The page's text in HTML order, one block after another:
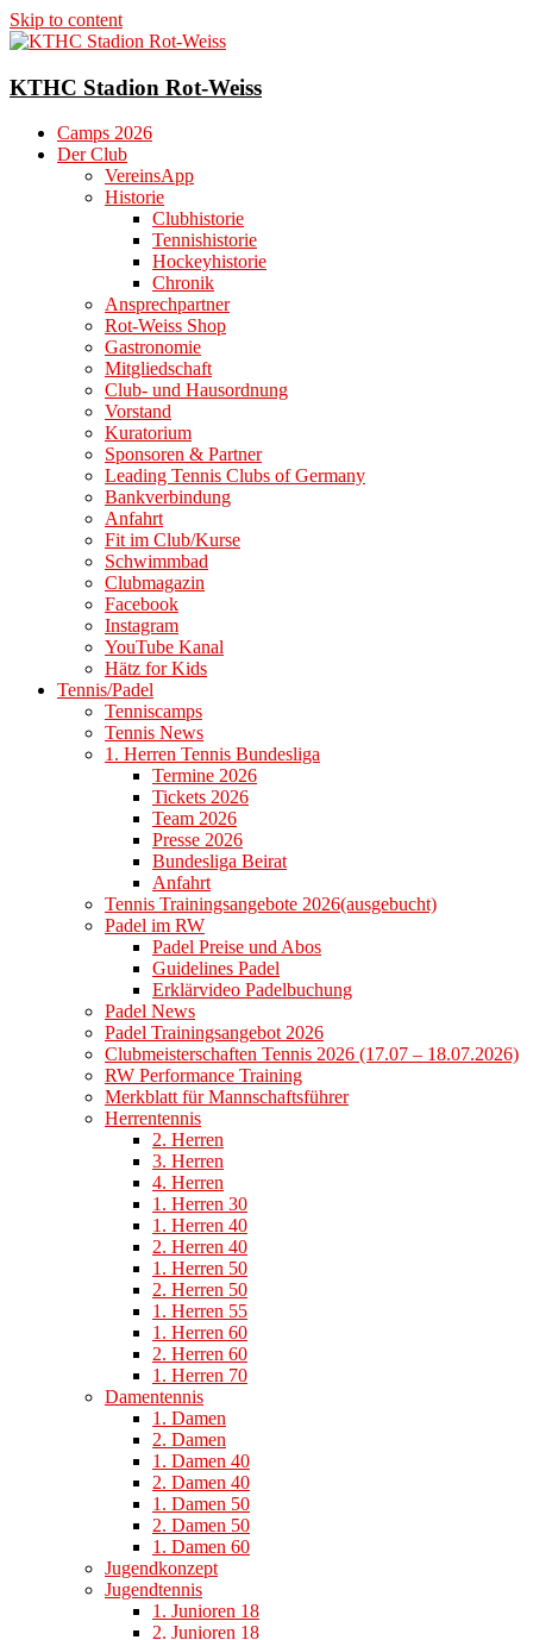
Skip to content
KTHC Stadion Rot-Weiss
Camps 2026
Der Club
VereinsApp
Historie
Clubhistorie
Tennishistorie
Hockeyhistorie
Chronik
Ansprechpartner
Rot-Weiss Shop
Gastronomie
Mitgliedschaft
Club- und Hausordnung
Vorstand
Kuratorium
Sponsoren & Partner
Leading Tennis Clubs of Germany
Bankverbindung
Anfahrt
Fit im Club/Kurse
Schwimmbad
Clubmagazin
Facebook
Instagram
YouTube Kanal
Hätz for Kids
Tennis/Padel
Tenniscamps
Tennis News
1. Herren Tennis Bundesliga
Termine 2026
Tickets 2026
Team 2026
Presse 2026
Bundesliga Beirat
Anfahrt
Tennis Trainingsangebote 2026(ausgebucht)
Padel im RW
Padel Preise und Abos
Guidelines Padel
Erklärvideo Padelbuchung
Padel News
Padel Trainingsangebot 2026
Clubmeisterschaften Tennis 2026 (17.07 – 18.07.2026)
RW Performance Training
Merkblatt für Mannschaftsführer
Herrentennis
2. Herren
3. Herren
4. Herren
1. Herren 30
1. Herren 40
2. Herren 40
1. Herren 50
2. Herren 50
1. Herren 55
1. Herren 60
2. Herren 60
1. Herren 70
Damentennis
1. Damen
2. Damen
1. Damen 40
2. Damen 40
1. Damen 50
2. Damen 50
1. Damen 60
Jugendkonzept
Jugendtennis
1. Junioren 18
2. Junioren 18